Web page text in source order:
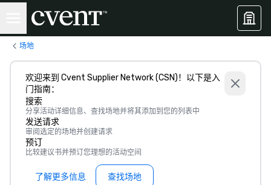
场地
欢迎来到 Cvent Supplier Network (CSN)！以下是入
门指南：
搜索
分享活动详细信息、查找场地并将其添加到您的列表中
发送请求
审阅选定的场地并创建请求
预订
比较建议书并预订您理想的活动空间
了解更多信息 查找场地